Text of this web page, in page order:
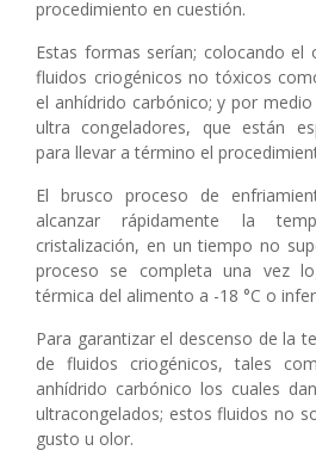
procedimiento en cuestión.
Estas formas serían; colocando
fluidos criogénicos no tóxicos
el anhídrido carbónico; y por
ultra congeladores, que están
para llevar a término el
El brusco proceso de
alcanzar rápidamente la
cristalización, en un tiempo no
proceso se completa una vez
térmica del alimento a -18 °C o
Para garantizar el descenso de la
de fluidos criogénicos, tales
anhídrido carbónico los cuales
ultracongelados; estos fluidos no
gusto u olor.